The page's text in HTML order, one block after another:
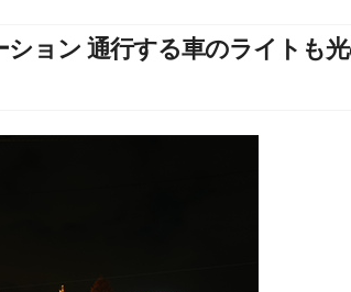
ョン 通行する車のライトも